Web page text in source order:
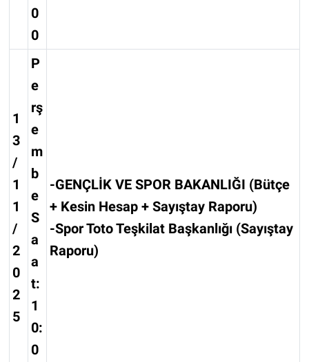
0
0
1
3
/
1
1
/
2
0
2
5
P
e
rş
e
m
b
e
S
a
a
t:
1
0:
0
-GENÇLİK VE SPOR BAKANLIĞI (Bütçe
+ Kesin Hesap + Sayıştay Raporu)
-Spor Toto Teşkilat Başkanlığı (Sayıştay
Raporu)